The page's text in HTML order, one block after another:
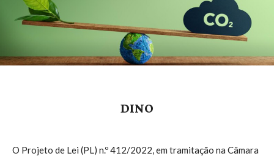
DINO
O Projeto de Lei (PL) n.º 412/2022, em tramitação na Câmara